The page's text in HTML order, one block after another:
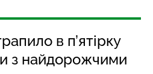
в п’ятірку
з найдорожчими